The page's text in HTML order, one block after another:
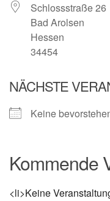
Schlossstraße 26
Bad Arolsen
Hessen
34454
NÄCHSTE
Keine
Kommende
<li>Keine